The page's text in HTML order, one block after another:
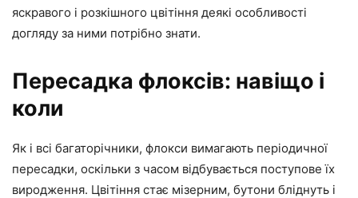
яскравого і розкішного цвітіння деякі особливості
догляду за ними потрібно знати.
Пересадка флоксів: навіщо і
коли
Як і всі багаторічники, флокси вимагають періодичної
пересадки, оскільки з часом відбувається поступове їх
виродження. Цвітіння стає мізерним, бутони бліднуть і